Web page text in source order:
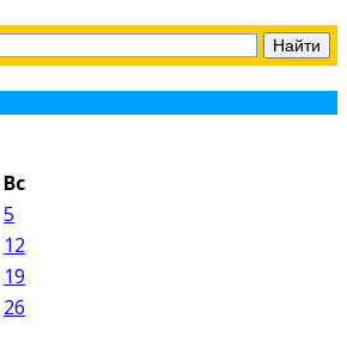
Вс
5
12
19
26